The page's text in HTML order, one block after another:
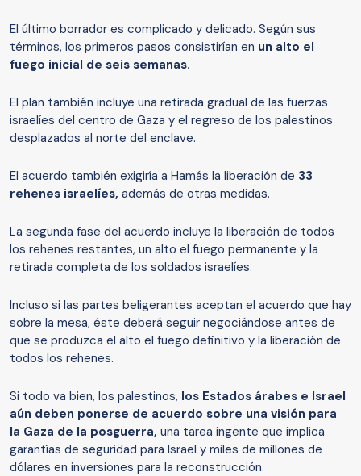
El último borrador es complicado y delicado. Según sus
términos, los primeros pasos consistirían en un alto el
fuego inicial de seis semanas.
El plan también incluye una retirada gradual de las fuerzas
israelíes del centro de Gaza y el regreso de los palestinos
desplazados al norte del enclave.
El acuerdo también exigiría a Hamás la liberación de 33
rehenes israelíes, además de otras medidas.
La segunda fase del acuerdo incluye la liberación de todos
los rehenes restantes, un alto el fuego permanente y la
retirada completa de los soldados israelíes.
Incluso si las partes beligerantes aceptan el acuerdo que hay
sobre la mesa, éste deberá seguir negociándose antes de
que se produzca el alto el fuego definitivo y la liberación de
todos los rehenes.
Si todo va bien, los palestinos, los Estados árabes e Israel
aún deben ponerse de acuerdo sobre una visión para
la Gaza de la posguerra, una tarea ingente que implica
garantías de seguridad para Israel y miles de millones de
dólares en inversiones para la reconstrucción.